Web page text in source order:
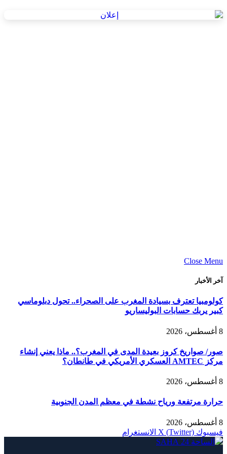
Close Menu
آخر الأخبار
كولومبيا تعترف بسيادة المغرب على الصحراء.. تحول دبلوماسي
كبير يربك حسابات البوليساريو
8 أغسطس، 2026
صور/ صواريخ كروز بعيدة المدى في المغرب؟.. ماذا يعني إنشاء
مركز AMTEC العسكري الأمريكي في طانطان؟
8 أغسطس، 2026
حرارة مرتفعة ورياح نشطة في معظم المدن الجنوبية
8 أغسطس، 2026
فيسبوك X (Twitter) الانستغرام